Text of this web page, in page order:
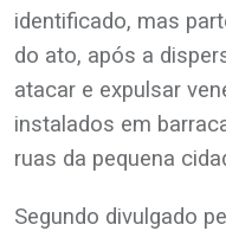
identificado, mas
do ato, após a
atacar e expulsar
instalados em
ruas da pequena
Segundo divulgado